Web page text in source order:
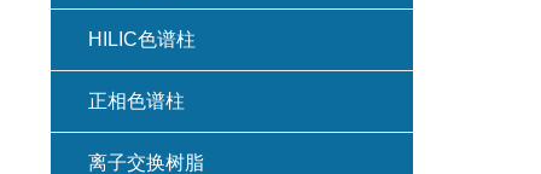
HILIC色谱柱
正相色谱柱
离子交换树脂